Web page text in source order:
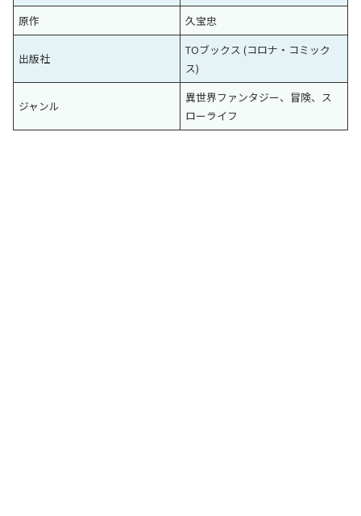
原作
久宝忠
出版社
TOブックス (コロナ・コミック
ス)
ジャンル
異世界ファンタジー、冒険、ス
ローライフ